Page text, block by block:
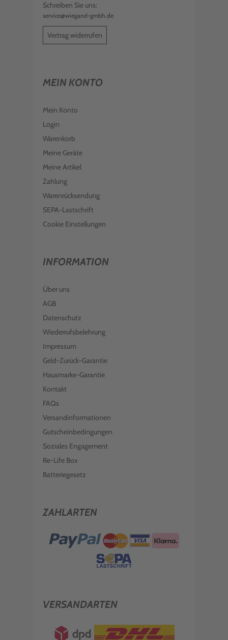
Schreiben Sie uns:
service@wiegand-gmbh.de
Vertrag widerrufen
MEIN KONTO
Mein Konto
Login
Warenkorb
Meine Geräte
Meine Artikel
Zahlung
Warenrücksendung
SEPA-Lastschrift
Cookie Einstellungen
INFORMATION
Über uns
AGB
Datenschutz
Wiederrufsbelehrung
Impressum
Geld-Zurück-Garantie
Hausmarke-Garantie
Kontakt
FAQs
Versandinformationen
Gutscheinbedingungen
Soziales Engagement
Re-Life Box
Batteriegesetz
ZAHLARTEN
VERSANDARTEN